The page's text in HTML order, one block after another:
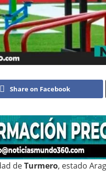
Share on Facebook
deTurmero, estado